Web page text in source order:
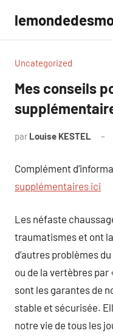
contenu
Uncategorized
Mes conseils
par Louise KESTEL
Complément
supplémentaires ici
Les néfaste
traumatismes et ont
d’autres problèmes
ou de la vertèbres
sont les garantes de
stable et sécurisée.
notre vie de tous les